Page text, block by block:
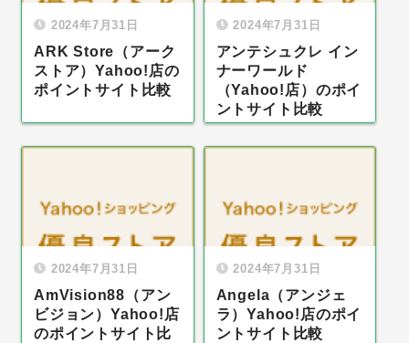
2024年7月31日
ARK Store（アーク
ストア）Yahoo!店の
ポイントサイト比較
2024年7月31日
アンテシュクレ イン
ナーワールド
（Yahoo!店）のポイ
ントサイト比較
2024年7月31日
AmVision88（アン
ビジョン）Yahoo!店
のポイントサイト比
2024年7月31日
Angela（アンジェ
ラ）Yahoo!店のポイ
ントサイト比較